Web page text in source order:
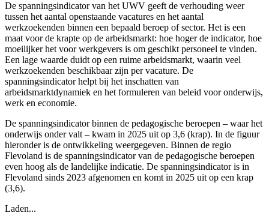
De spanningsindicator van het UWV geeft de verhouding weer
tussen het aantal openstaande vacatures en het aantal
werkzoekenden binnen een bepaald beroep of sector. Het is een
maat voor de krapte op de arbeidsmarkt: hoe hoger de indicator, hoe
moeilijker het voor werkgevers is om geschikt personeel te vinden.
Een lage waarde duidt op een ruime arbeidsmarkt, waarin veel
werkzoekenden beschikbaar zijn per vacature. De
spanningsindicator helpt bij het inschatten van
arbeidsmarktdynamiek en het formuleren van beleid voor onderwijs,
werk en economie.
De spanningsindicator binnen de pedagogische beroepen – waar het
onderwijs onder valt – kwam in 2025 uit op 3,6 (krap). In de figuur
hieronder is de ontwikkeling weergegeven. Binnen de regio
Flevoland is de spanningsindicator van de pedagogische beroepen
even hoog als de landelijke indicatie. De spanningsindicator is in
Flevoland sinds 2023 afgenomen en komt in 2025 uit op een krap
(3,6).
Laden...